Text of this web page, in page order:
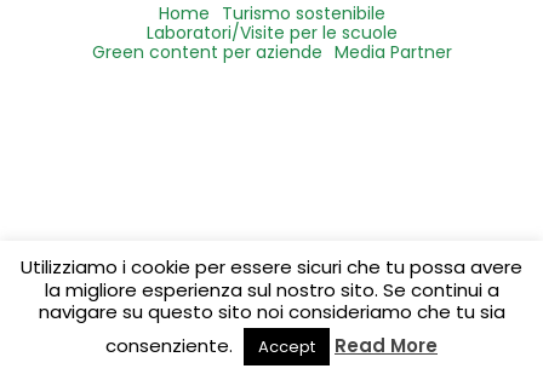
Home Turismo sostenibile
Laboratori/Visite per le scuole
Green content per aziende Media Partner
Utilizziamo i cookie per essere sicuri che tu possa avere
la migliore esperienza sul nostro sito. Se continui a
navigare su questo sito noi consideriamo che tu sia
consenziente.
Accept Read More